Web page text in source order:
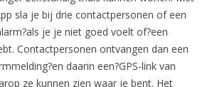
sla je bij drie contactpersonen of een
je je niet goed voelt of?een
Contactpersonen ontvangen dan een
daarin een?GPS-link van
ze kunnen zien waar je bent. Het